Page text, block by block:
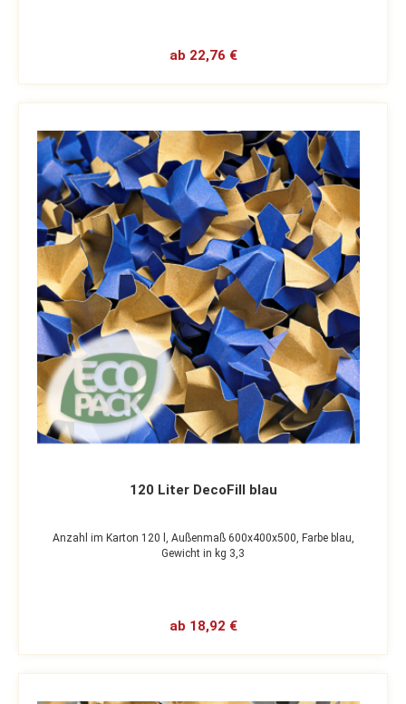
ab 22,76 €
120 Liter DecoFill blau
Anzahl im Karton 120 l, Außenmaß 600x400x500, Farbe blau,
Gewicht in kg 3,3
ab 18,92 €